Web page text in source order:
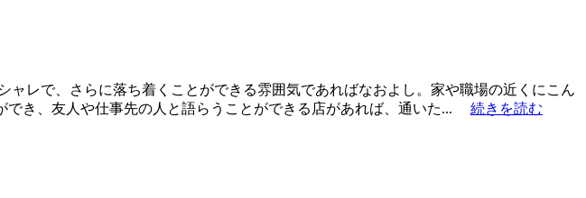
レで、さらに落ち着くことができる雰囲気であればなおよし。家や職場の近くにこん
でき、友人や仕事先の人と語らうことができる店があれば、通いた... 続きを読む